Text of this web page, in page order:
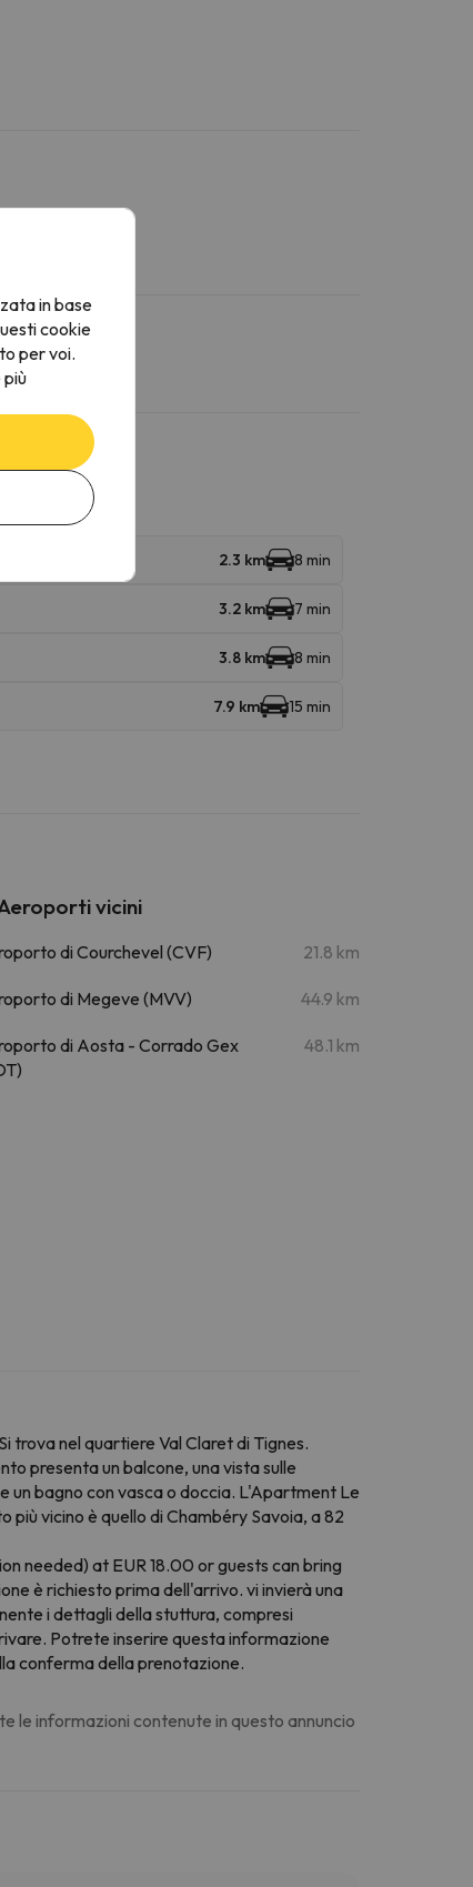
2.3 km 8 min
3.2 km 7 min
3.8 km 8 min
7.9 km 15 min
vicini
di Courchevel (CVF) 21.8 km
di Megeve (MVV) 44.9 km
di Aosta - Corrado Gex
48.1 km
trova nel quartiere Val Claret di Tignes.
presenta un balcone, una vista sulle
un bagno con vasca o doccia. L'Apartment Le
vicino è quello di Chambéry Savoia, a 82
needed) at EUR 18.00 or guests can bring
è richiesto prima dell'arrivo. vi invierà una
i dettagli della stuttura, compresi
Potrete inserire questa informazione
conferma della prenotazione.
le informazioni contenute in questo annuncio
in base
cookie
per voi.